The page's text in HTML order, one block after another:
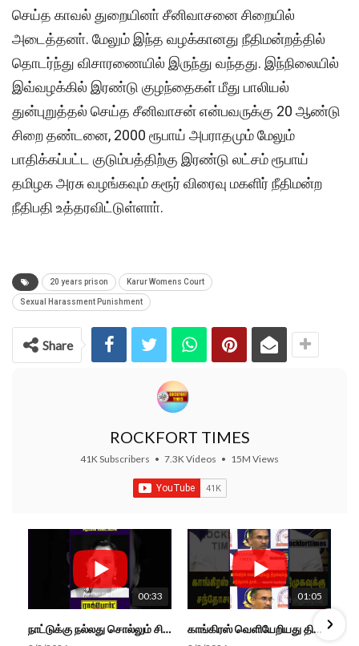
செய்த காவல் துறையினா் சீனிவாசனை சிறையில்
அடைத்தனா். மேலும் இந்த வழக்கானது நீதிமன்றத்தில்
தொடர்ந்து விசாரணையில் இருந்து வந்தது. இந்நிலையில்
இவ்வழக்கில் இரண்டு குழந்தைகள் மீது பாலியல்
துன்புறுத்தல் செய்த சீனிவாசன் என்பவருக்கு 20 ஆண்டு
சிறை தண்டனை, 2000 ரூபாய் அபராதமும் மேலும்
பாதிக்கப்பட்ட குடும்பத்திற்கு இரண்டு லட்சம் ரூபாய்
தமிழக அரசு வழங்கவும் கரூர் விரைவு மகளிர் நீதிமன்ற
நீதிபதி உத்தரவிட்டுள்ளாா்.
20 years prison Karur Womens Court
Sexual Harassment Punishment
Share
ROCKFORT TIMES
41K Subscribers • 7.3K Videos • 15M Views
00:33
நாட்டுக்கு நல்லது சொல்லும் சிறப்பான மேடைப்பேச்சு... #shorts #subscribe #video
01:05
காங்கிரஸ் வெளியேறியது திமுகவுக்கு சந்தோசம் தான்... - அமைச்சர் அருண்ராஜ்